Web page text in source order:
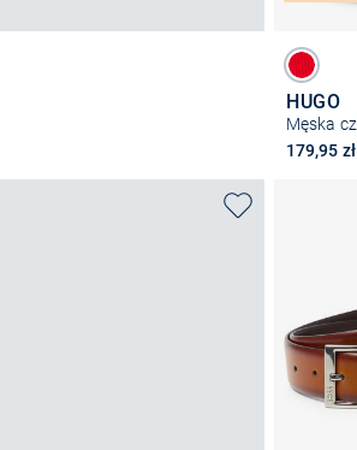
HUGO
179,95 zł